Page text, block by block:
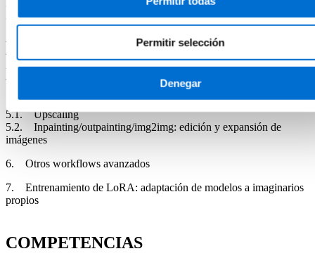
Permitir selección
Denegar
3.2. ControlNet: control preciso a partir de imágenes guía
3.3. IPAdapter: transferencia de estilos y referencias visuales
4. Control por regiones
4.1. Control regional con prompts: CLIP Directional Prompt
Attention
4.2. Control regional con IPAdapter: attention masking
5. Procesos posgeneración
5.1. Upscaling
5.2. Inpainting/outpainting/img2img: edición y expansión de
imágenes
6. Otros workflows avanzados
7. Entrenamiento de LoRA: adaptación de modelos a imaginarios
propios
COMPETENCIAS